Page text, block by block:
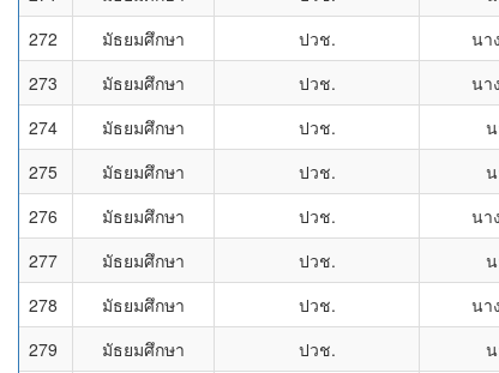
272
มัธยมศึกษา ปวช. นา
273
มัธยมศึกษา ปวช. นา
274
มัธยมศึกษา ปวช.
275
มัธยมศึกษา ปวช.
276
มัธยมศึกษา ปวช. นา
277
มัธยมศึกษา ปวช.
278
มัธยมศึกษา ปวช. นา
279
มัธยมศึกษา ปวช.